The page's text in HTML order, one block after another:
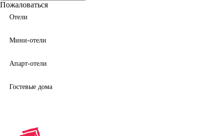
Пожаловаться
Отели
Мини-отели
Апарт-отели
Гостевые дома